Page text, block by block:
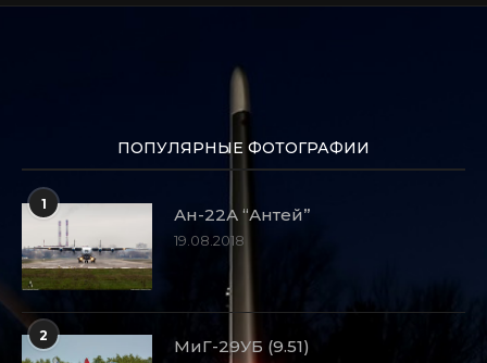
ПОПУЛЯРНЫЕ ФОТОГРАФИИ
1
Ан-22А “Антей”
19.08.2018
2
МиГ-29УБ (9.51)